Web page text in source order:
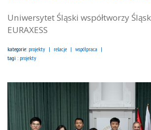
Uniwersytet Śląski współtworzy
EURAXESS
kategorie: projekty relacje
współpraca
tagi : projekty